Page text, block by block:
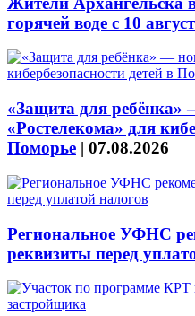
горячей воде с 10
«Защита для ребёнка»
«Ростелекома» для
Поморье | 07.08.2026
Региональное УФНС
реквизиты перед